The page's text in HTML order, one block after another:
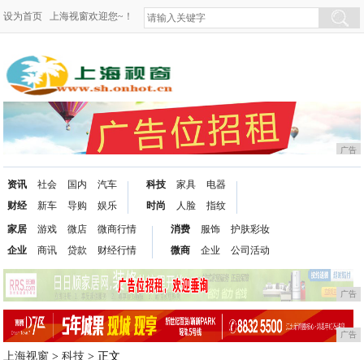
设为首页 上海视窗欢迎您~！
广告
资讯
财经
社会
新车
国内
导购
汽车
娱乐
科技
时尚
家具
人脸
电器
指纹
家居
企业
游戏
商讯
微店
贷款
微商行情
财经行情
消费
微商
服饰
企业
护肤彩妆
公司活动
广告
广告
上海视窗 >科技 > 正文